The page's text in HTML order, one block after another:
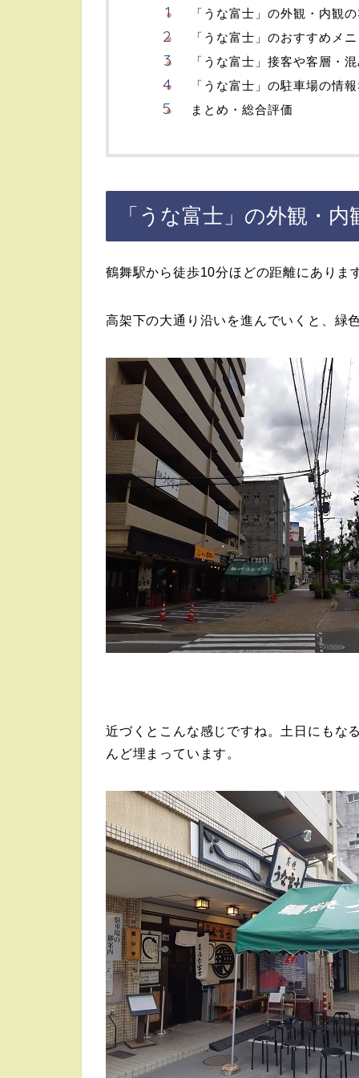
「うな富士」の外観・内観
「うな富士」のおすすめメ
「うな富士」接客や客層・
「うな富士」の駐車場の情
まとめ・総合評価
「うな富士」の外観・
鶴舞駅から徒歩10分ほどの距離にありま
高架下の大通り沿いを進んでいくと、緑
近づくとこんな感じですね。土日にもな
んど埋まっています。